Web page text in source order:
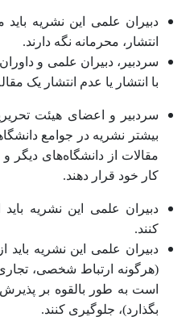
دبیران علمی این نشریه باید
انتشار، محرمانه نگه دارند.
سردبیر، دبیران علمی و
با انتشار یا عدم انتشار یک
سردبیر و اعضای هیئت
بیشتر نشریه در جوامع
مقالات از دانشگاه‌های دیگر
کار خود قرار دهند.
دبیران علمی این نشریه
کنند.
دبیران علمی این نشریه باید
(هرگونه ارتباط شخصی،
است به طور بالقوه بر پذیرش
بگذارد)، جلوگیری کنند.